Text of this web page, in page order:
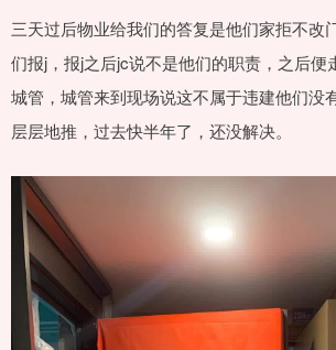
三天过后物业给我们的答复是他们家拒不改
们报j，报j之后jc说不是他们的职责，之后便
城管，城管来到现场说这不属于违建他们没
层层地推，过去快半年了，还没解决。